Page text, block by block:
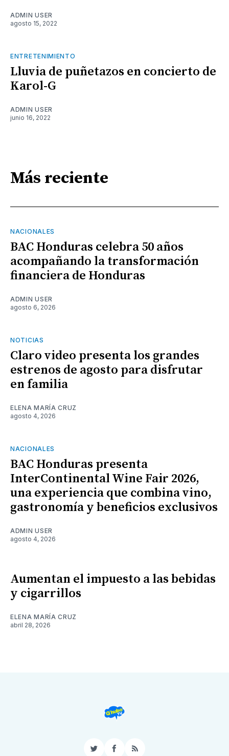
ADMIN USER
agosto 15, 2022
ENTRETENIMIENTO
Lluvia de puñetazos en concierto de
Karol-G
ADMIN USER
junio 16, 2022
Más reciente
NACIONALES
BAC Honduras celebra 50 años
acompañando la transformación
financiera de Honduras
ADMIN USER
agosto 6, 2026
NOTICIAS
Claro video presenta los grandes
estrenos de agosto para disfrutar
en familia
ELENA MARÍA CRUZ
agosto 4, 2026
NACIONALES
BAC Honduras presenta
InterContinental Wine Fair 2026,
una experiencia que combina vino,
gastronomía y beneficios exclusivos
ADMIN USER
agosto 4, 2026
Aumentan el impuesto a las bebidas
y cigarrillos
ELENA MARÍA CRUZ
abril 28, 2026
TwitterFacebook
RSS